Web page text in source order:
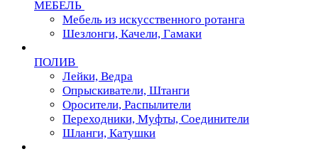
МЕБЕЛЬ
Мебель из искусственного ротанга
Шезлонги, Качели, Гамаки
ПОЛИВ
Лейки, Ведра
Опрыскиватели, Штанги
Оросители, Распылители
Переходники, Муфты, Соединители
Шланги, Катушки